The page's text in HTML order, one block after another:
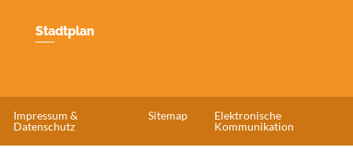
Stadtplan
Impressum &
Datenschutz
Sitemap
Elektronische
Kommunikation